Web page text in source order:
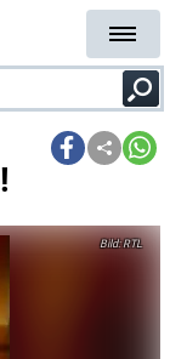
RTL